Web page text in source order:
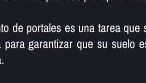
de portales es una tarea
para garantizar que su suelo